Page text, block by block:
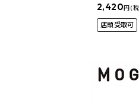
2,420円 (
店頭受取可